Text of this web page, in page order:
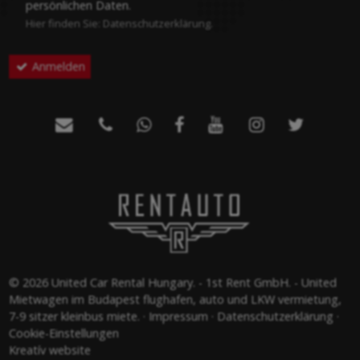
persönlichen Daten.
Hier finden Sie: Datenschutzerklärung
Anmelden
      
© 2026 United Car Rental Hungary. - 1st Rent GmbH. - United
Mietwagen im Budapest flughafen, auto und LKW vermietung,
7-9 sitzer kleinbus miete.
Impressum
Datenschutzerklärung
Cookie-Einstellungen
Kreatív website